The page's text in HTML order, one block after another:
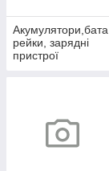
Акумулятори,бата
рейки, зарядні
пристрої